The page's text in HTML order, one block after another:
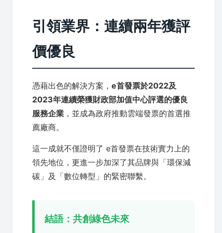
引領業界：連續兩年獲評
價優良
憑藉出色的解決方案， e首發票於2022及
2023年連續榮獲財政部加值中心評選的優良
服務企業 ，並成為政府推動雲端發票的首選推
薦廠商。
這一成就不僅證明了 e首發票在技術實力上的
領先地位，更進一步加深了其品牌與「環保減
碳」及「數位轉型」的緊密聯繫。
結語：共創綠色未來